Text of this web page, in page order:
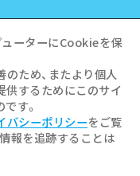
/
City .
ューターにCookieを保
ため、またより個人
供するためにこのサイ
す。
バシーポリシーをご覧
報を追跡することは